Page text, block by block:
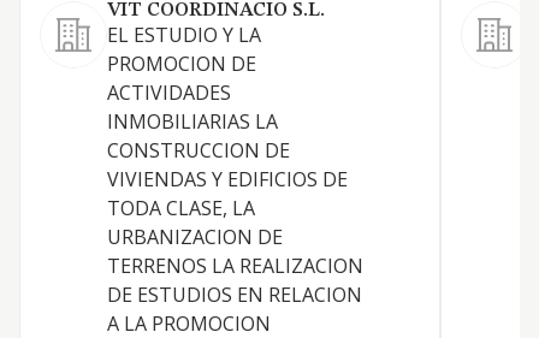
VIT COORDINACIO S.L.
EL ESTUDIO Y LA
PROMOCION DE
ACTIVIDADES
INMOBILIARIAS LA
CONSTRUCCION DE
VIVIENDAS Y EDIFICIOS DE
TODA CLASE, LA
URBANIZACION DE
TERRENOS LA REALIZACION
DE ESTUDIOS EN RELACION
A LA PROMOCION